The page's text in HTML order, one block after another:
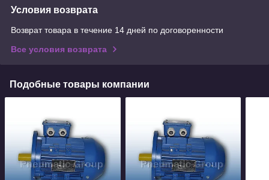
Условия возврата
Возврат товара в течение 14 дней по договоренности
Все условия возврата
Подобные товары компании